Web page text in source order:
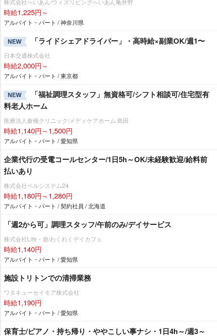
株式会社へいあん/ウィズリビングへいあん亀井野
時給1,225円～
アルバイト・パート / 神奈川県
NEW 「ライドシェアドライバー」・高時給×副業OK/週1〜
日本交通株式会社
時給2,000円～
アルバイト・パート / 東京都
NEW
「福祉調理スタッフ」無資格可/シフト相談可/住宅型有
料老人ホーム
医療法人倉橋クリニック/メディケアホーム 島田
時給1,140円～1,500円
アルバイト・パート / 愛知県
企業代行の受電コールセンター/1日5h～OK/未経験歓迎/給料前
払いあり
株式会社ベルシステム24
時給1,180円～1,280円
アルバイト・パート / 契約社員 / 北海道
「週2から可」調理スタッフ/午前のみ/デイサービス
株式会社Life・遊/わくわくデイカフェ
時給1,140円
アルバイト・パート / 愛知県
施設トリトンでの清掃業務
ワタキューセイモア株式会社
時給1,190円
アルバイト・パート / 愛知県
保育士/ピアノ・持ち帰り・ややこしい事ナシ・1日4h～/週3～